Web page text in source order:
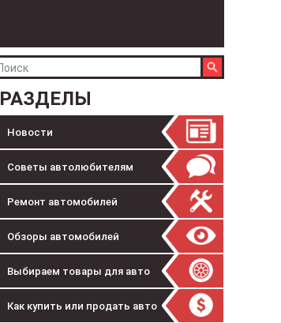
РАЗДЕЛЫ
Новости
Советы автолюбителям
Ремонт автомобилей
Обзоры автомобилей
Выбираем товары для авто
Как купить или продать авто